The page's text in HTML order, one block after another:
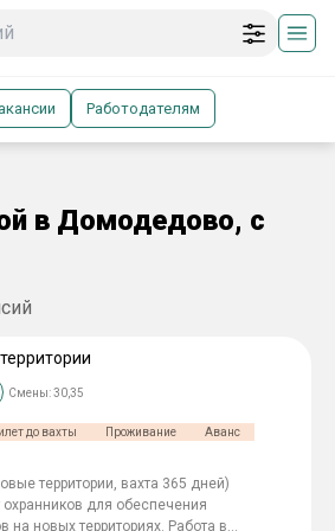
Работодателям
в Домодедово, с
Смены:30,35
до вахты Проживание
Аванс
территории, вахта 365 дней)
для обеспечения
на новых территориях. Работа в